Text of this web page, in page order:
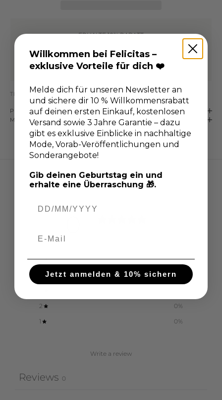
ERHALTE 10% RABATT
Abonniere unseren Newsletterund sichere dir deinen Vorteil
Gehe zu Element 1
Gehe zu Element 2
TEILEN
PASSFORM-DETAILS
MATERIAL & PFLEGE
Customer reviews
5 0%
0
2 0%
1 0%
Write a review
Reviews 0
Willkommen bei Felicitas –
exklusive Vorteile für dich ❤️
Melde dich für unseren Newsletter an
und sichere dir 10 % Willkommensrabatt
auf deinen ersten Einkauf, kostenlosen
Versand sowie 3 Jahre Garantie – dazu
gibt es exklusive Einblicke in nachhaltige
Mode, Vorab-Veröffentlichungen und
Sonderangebote!
Gib deinen Geburtstag ein und
erhalte eine Überraschung 🎁.
Jetzt anmelden & 10% sichern